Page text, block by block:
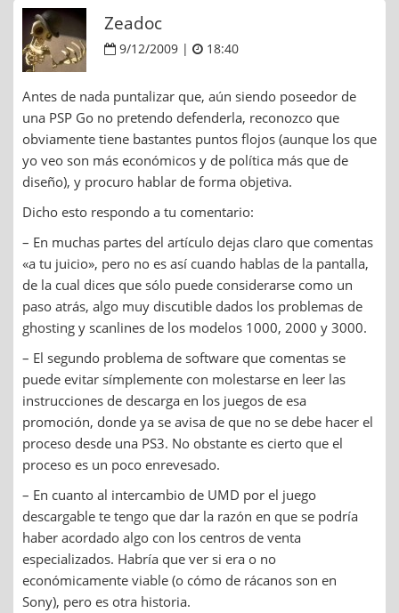
Zeadoc
9/12/2009 | 18:40
Antes de nada puntalizar que, aún siendo poseedor de
una PSP Go no pretendo defenderla, reconozco que
obviamente tiene bastantes puntos flojos (aunque los que
yo veo son más económicos y de política más que de
diseño), y procuro hablar de forma objetiva.
Dicho esto respondo a tu comentario:
– En muchas partes del artículo dejas claro que comentas
«a tu juicio», pero no es así cuando hablas de la pantalla,
de la cual dices que sólo puede considerarse como un
paso atrás, algo muy discutible dados los problemas de
ghosting y scanlines de los modelos 1000, 2000 y 3000.
– El segundo problema de software que comentas se
puede evitar símplemente con molestarse en leer las
instrucciones de descarga en los juegos de esa
promoción, donde ya se avisa de que no se debe hacer el
proceso desde una PS3. No obstante es cierto que el
proceso es un poco enrevesado.
– En cuanto al intercambio de UMD por el juego
descargable te tengo que dar la razón en que se podría
haber acordado algo con los centros de venta
especializados. Habría que ver si era o no
económicamente viable (o cómo de rácanos son en
Sony), pero es otra historia.